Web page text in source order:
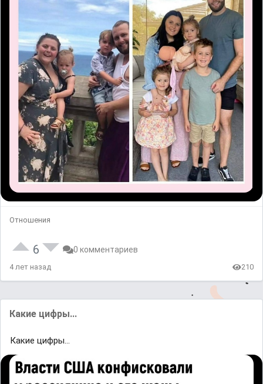
Отношения
6 0 комментариев
4 лет назад 210
Какие цифры...
Какие цифры...